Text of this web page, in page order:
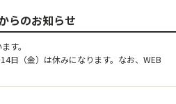
らのお知らせ
す。
日（金）は休みになります。なお、WEB